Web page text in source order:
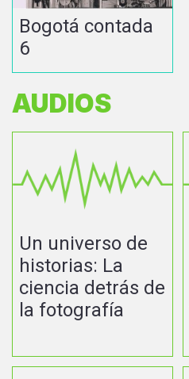
Bogotá contada
6
AUDIOS
Un universo de
historias: La
ciencia detrás de
la fotografía